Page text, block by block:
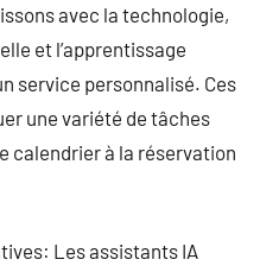
avec la technologie,
et l’apprentissage
service personnalisé. Ces
une variété de tâches
calendrier à la réservation
Les assistants IA